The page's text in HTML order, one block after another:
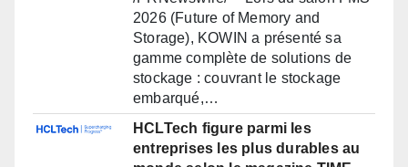
2026 (Future of Memory and
Storage), KOWIN a présenté sa
gamme complète de solutions de
stockage : couvrant le stockage
embarqué,…
HCLTech figure parmi les
entreprises les plus durables au